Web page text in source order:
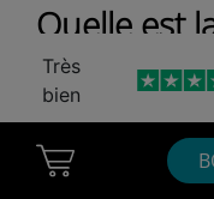
Cart Ubigi
Quelle est
et iPads
Ubigi eSIM
Très
bien